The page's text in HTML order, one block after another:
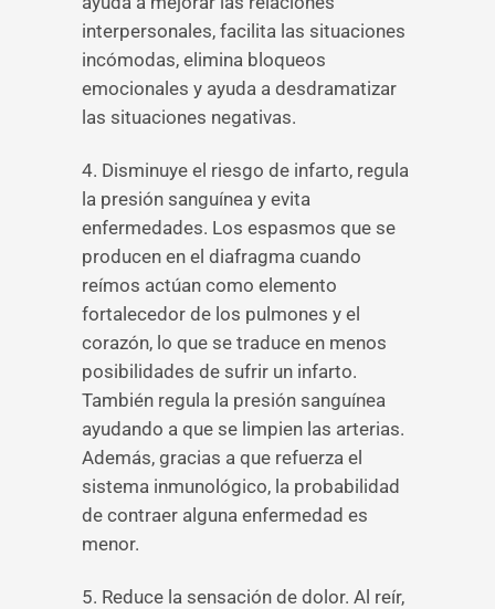
interpersonales, facilita las situaciones
incómodas, elimina bloqueos
emocionales y ayuda a desdramatizar
las situaciones negativas.
4. Disminuye el riesgo de infarto, regula
la presión sanguínea y evita
enfermedades. Los espasmos que se
producen en el diafragma cuando
reímos actúan como elemento
fortalecedor de los pulmones y el
corazón, lo que se traduce en menos
posibilidades de sufrir un infarto.
También regula la presión sanguínea
ayudando a que se limpien las arterias.
Además, gracias a que refuerza el
sistema inmunológico, la probabilidad
de contraer alguna enfermedad es
menor.
5. Reduce la sensación de dolor. Al reír,